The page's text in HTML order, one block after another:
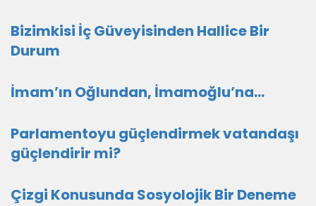
Bizimkisi İç Güveyisinden Hallice Bir
Durum
İmam’ın Oğlundan, İmamoğlu’na…
Parlamentoyu güçlendirmek vatandaşı
güçlendirir mi?
Çizgi Konusunda Sosyolojik Bir Deneme